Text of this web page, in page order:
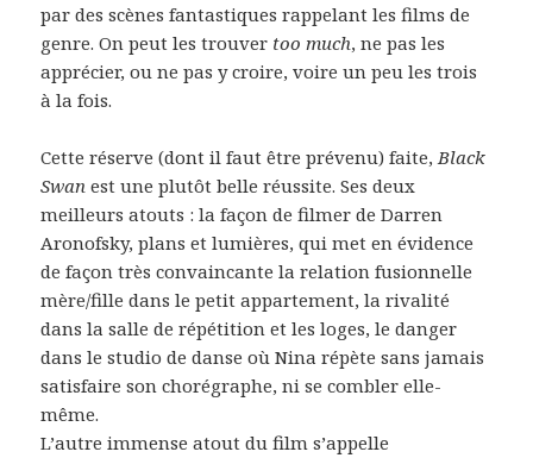
par des scènes fantastiques rappelant les films de
genre. On peut les trouver too much, ne pas les
apprécier, ou ne pas y croire, voire un peu les trois
à la fois.
Cette réserve (dont il faut être prévenu) faite,Black
Swan est une plutôt belle réussite. Ses deux
meilleurs atouts : la façon de filmer de Darren
Aronofsky, plans et lumières, qui met en évidence
de façon très convaincante la relation fusionnelle
mère/fille dans le petit appartement, la rivalité
dans la salle de répétition et les loges, le danger
dans le studio de danse où Nina répète sans jamais
satisfaire son chorégraphe, ni se combler elle-
même.
L’autre immense atout du film s’appelle